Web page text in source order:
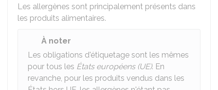
Les allergènes sont principalement présents dans
les produits alimentaires.
À noter
Les obligations d'étiquetage sont les mêmes
pour tous les États européens (UE). En
revanche, pour les produits vendus dans les